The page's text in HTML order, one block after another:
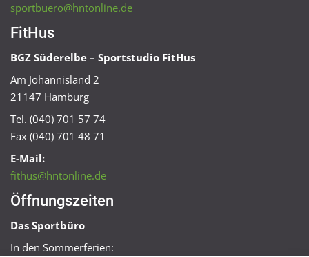
sportbuero@hntonline.de
FitHus
BGZ Süderelbe – Sportstudio FitHus
Am Johannisland 2
21147 Hamburg
Tel. (040) 701 57 74
Fax (040) 701 48 71
E-Mail:
fithus@hntonline.de
Öffnungszeiten
Das Sportbüro
In den Sommerferien: